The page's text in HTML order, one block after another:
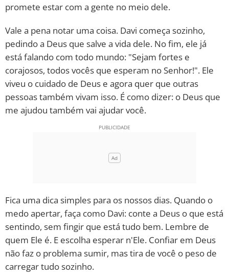
promete estar com a gente no meio dele.
Vale a pena notar uma coisa. Davi começa sozinho,
pedindo a Deus que salve a vida dele. No fim, ele já
está falando com todo mundo: "Sejam fortes e
corajosos, todos vocês que esperam no Senhor!". Ele
viveu o cuidado de Deus e agora quer que outras
pessoas também vivam isso. É como dizer: o Deus que
me ajudou também vai ajudar você.
Fica uma dica simples para os nossos dias. Quando o
medo apertar, faça como Davi: conte a Deus o que está
sentindo, sem fingir que está tudo bem. Lembre de
quem Ele é. E escolha esperar n'Ele. Confiar em Deus
não faz o problema sumir, mas tira de você o peso de
carregar tudo sozinho.